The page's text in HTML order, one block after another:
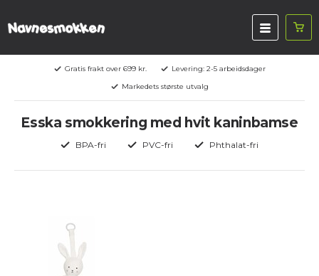
Gratis frakt over 699 kr.
Levering: 2-5 arbeidsdager
Markedets største utvalg
Esska smokkering med hvit kaninbamse
BPA-fri PVC-fri Phthalat-fri